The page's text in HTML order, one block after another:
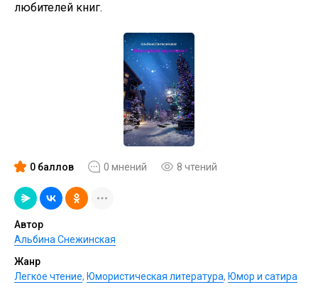
любителей книг.
0 баллов 0 мнений 8 чтений
Автор
Альбина Снежинская
Жанр
Легкое чтение, Юмористическая литература, Юмор и сатира